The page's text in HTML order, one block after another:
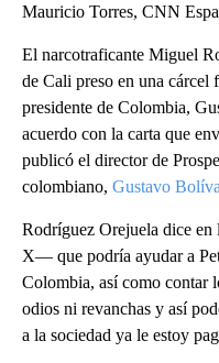
Mauricio Torres, CNN
El narcotraficante Miguel
de Cali preso en una cárcel
presidente de Colombia,
acuerdo con la carta que
publicó el director de
colombiano, Gustavo
Rodríguez Orejuela dice
X— que podría ayudar a
Colombia, así como contar
odios ni revanchas y así
a la sociedad ya le estoy